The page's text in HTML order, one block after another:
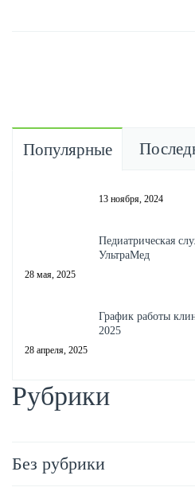
Популярные
13 ноября, 2024
Педиатрическая
УльтраМед
28 мая, 2025
График работы
2025
28 апреля, 2025
Рубрики
Без рубрики